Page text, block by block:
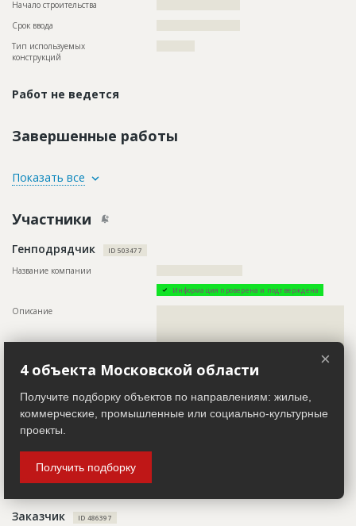
Начало строительства
Срок ввода
Тип используемых
конструкций
Работ не ведется
Завершенные работы
ID
Дата обновления
Описание
Нулевой цикл
Показать все
Участники
Генподрядчик ID 503477
Название компании
Информация проверена и подтверждена
Описание
??????????????????????????????????????????????????????????
????????????????????????????????????????????????????????
Телефон
????????????????????????????????????
Email
????????????????????????
Сайт
??????????????????????????
Местоположение
Заказчик ID 486397
×
4 объекта Московской области
Получите подборку объектов по направлениям: жилые,
коммерческие, промышленные или социально-культурные
проекты.
Получить подборку